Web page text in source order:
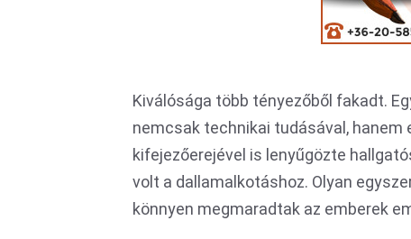
Kiválósága több tényezőből fakadt.
nemcsak technikai tudásával,
kifejezőerejével is lenyűgözte
volt a dallamalkotáshoz. Olyan
könnyen megmaradtak az emberek